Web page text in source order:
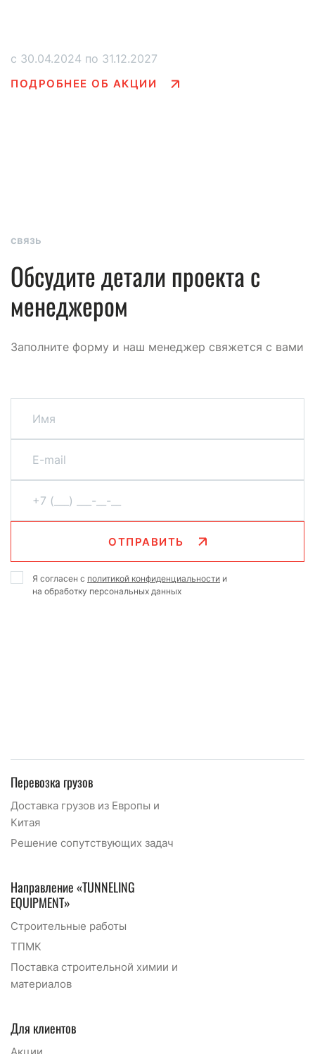
с 30.04.2024 по 31.12.2027
ПОДРОБНЕЕ ОБ АКЦИИ
связь
Обсудите детали проекта с
менеджером
Заполните форму и наш менеджер свяжется с вами
ОТПРАВИТЬ
Я согласен с политикой конфиденциальности и
на обработку персональных данных
Перевозка грузов
Доставка грузов из Европы и
Китая
Решение сопутствующих задач
Направление «TUNNELING
EQUIPMENT»
Строительные работы
ТПМК
Поставка строительной химии и
материалов
Для клиентов